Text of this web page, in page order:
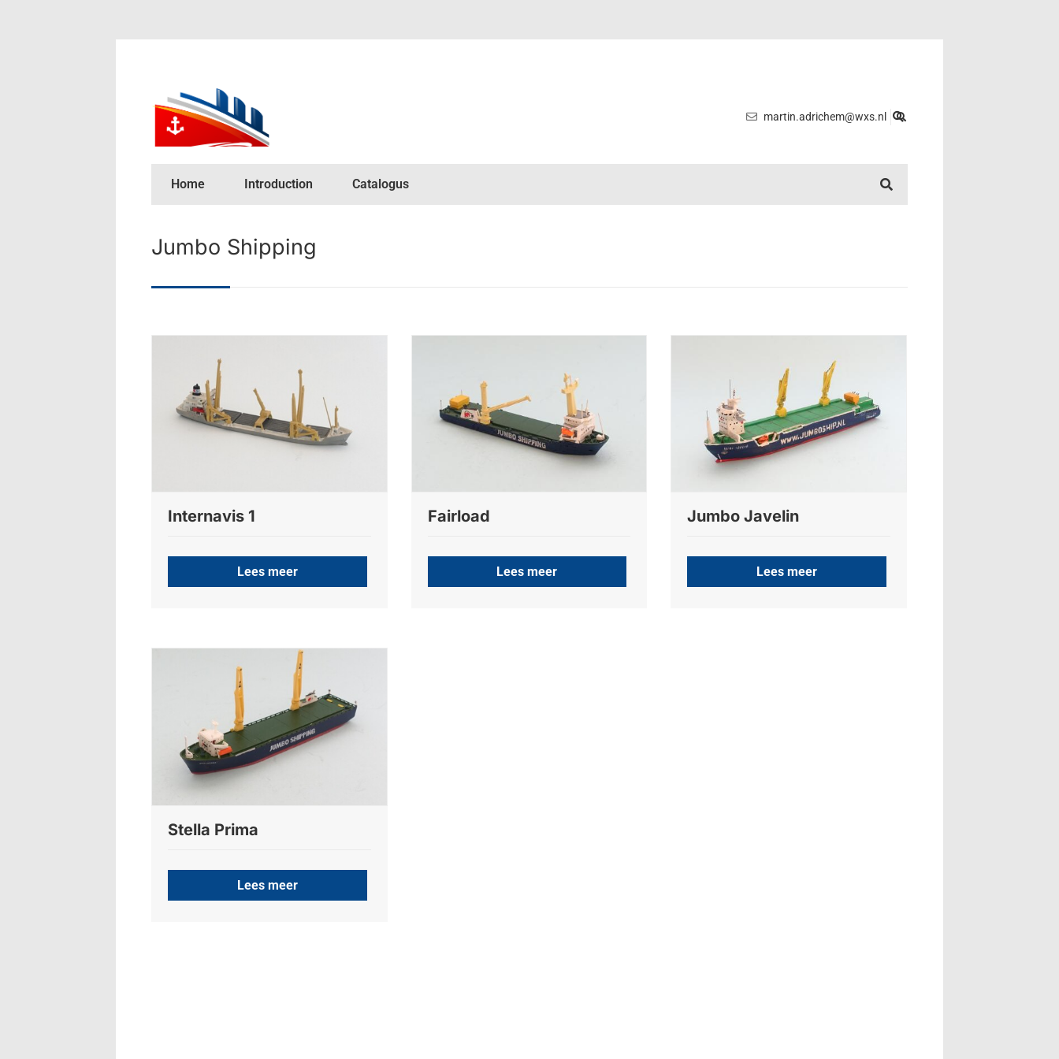
martin.adrichem@wxs.nl
Home Introduction Catalogus
Jumbo Shipping
Internavis 1
Lees meer
Fairload
Lees meer
Jumbo Javelin
Lees meer
Stella Prima
Lees meer